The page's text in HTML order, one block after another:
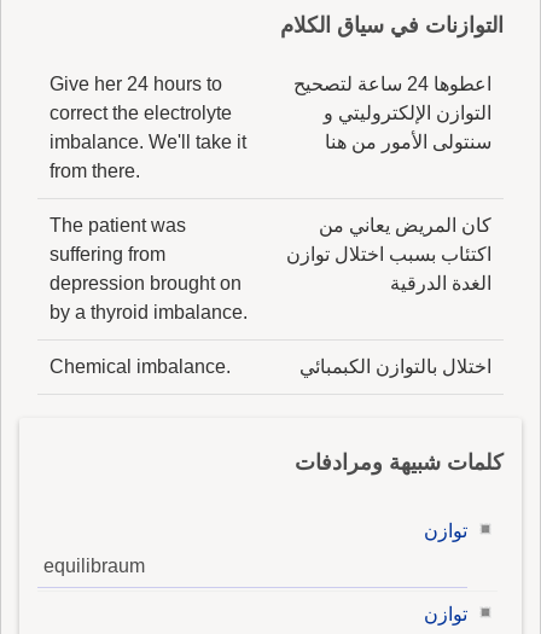
التوازنات في سياق الكلام
اعطوها 24 ساعة لتصحيح
التوازن الإلكتروليتي و
سنتولى الأمور من هنا
Give her 24 hours to
correct the electrolyte
imbalance. We'll take it
from there.
كان المريض يعاني من
اكتئاب بسبب اختلال توازن
الغدة الدرقية
The patient was
suffering from
depression brought on
by a thyroid imbalance.
اختلال بالتوازن الكبمبائي Chemical imbalance.
كلمات شبيهة ومرادفات
توازن
equilibraum
توازن